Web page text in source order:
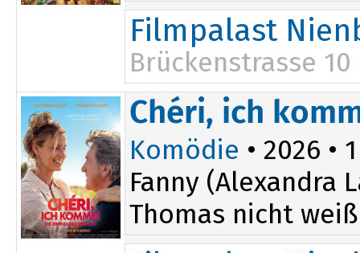
Filmpalast
Brückenstrasse 10
16:30
Chéri, ich
Komödie • 2026 •
Fanny (Alexandra
Thomas nicht